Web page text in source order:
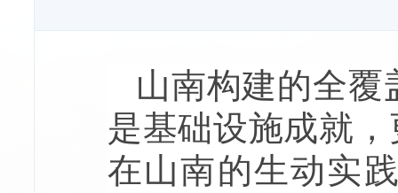
山南构建的全
是基础设施成就
在山南的生动实